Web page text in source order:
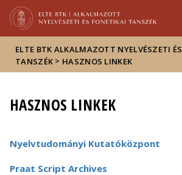
Hírek
Események
ELTE a
sajtóban
ELTE BTK ALKALMAZOTT NYELVÉSZETI
TANSZÉK > HASZNOS LINKEK
HASZNOS LINKEK
Nyelvtudományi Kutatóközpont
Praat Script Archives